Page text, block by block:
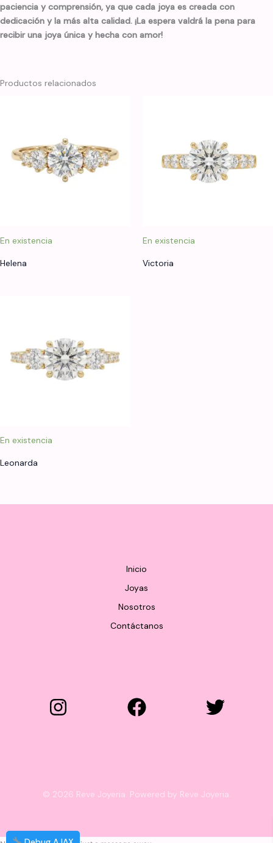
paciencia y comprensión, ya que cada joya es creada con
dedicación y la más alta calidad. ¡La espera valdrá la pena para
recibir una joya única y hecha con amor!
Productos relacionados
En existencia
Helena
En existencia
Victoria
En existencia
Leonarda
Inicio
Joyas
Nosotros
Contáctanos
© 2026 Reve Joyeria. Powered by Reve Joyeria.